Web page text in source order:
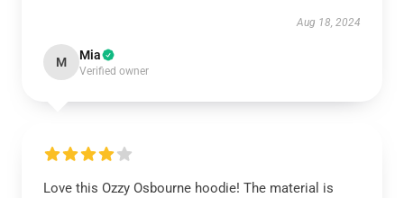
Aug 18, 2024
M Mia
Verified owner
Love this Ozzy Osbourne hoodie! The material is